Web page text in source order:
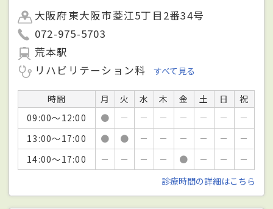
大阪府東大阪市菱江5丁目2番34号
072-975-5703
荒本駅
リハビリテーション科
すべて見る
時間 月 火 水 木 金 土 日
祝
09:00～12:00
● － － － － － －
－
13:00～17:00
● ● － － － － －
－
14:00～17:00
－ － － － ● － －
－
診療時間の詳細はこちら